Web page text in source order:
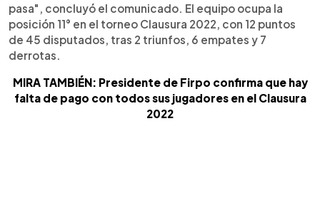
pasa", concluyó el comunicado. El equipo ocupa la
posición 11° en el torneo Clausura 2022, con 12 puntos
de 45 disputados, tras 2 triunfos, 6 empates y 7
derrotas.
MIRA TAMBIÉN: Presidente de Firpo confirma que hay
falta de pago con todos sus jugadores en el Clausura
2022